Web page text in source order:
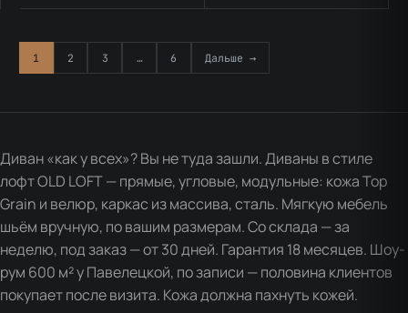
1 2 3 … 6 Дальше →
Диван «как у всех»? Вы не туда зашли. Диваны в стиле
лофт OLD LOFT — прямые, угловые, модульные: кожа Top
Grain и велюр, каркас из массива, сталь. Мягкую мебель
шьём вручную, по вашим размерам. Со склада — за
неделю, под заказ — от 30 дней. Гарантия 18 месяцев. Шоу-
рум 600 м² у Павелецкой, по записи — половина клиентов
покупает после визита. Кожа должна пахнуть кожей.